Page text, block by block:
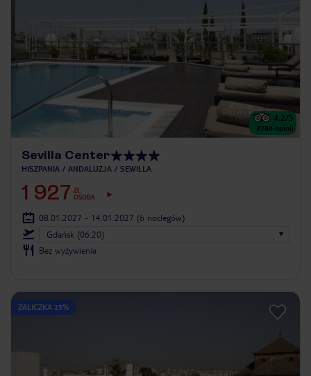
4.2/5
3786 opinii
Sevilla Center
HISZPANIA ANDALUZJA SEWILLA
1 927 ZŁ
OSOBA
08.01.2027 - 14.01.2027 (6 noclegów)
Gdańsk (06:20)
Bez wyżywienia
ZALICZKA 25%